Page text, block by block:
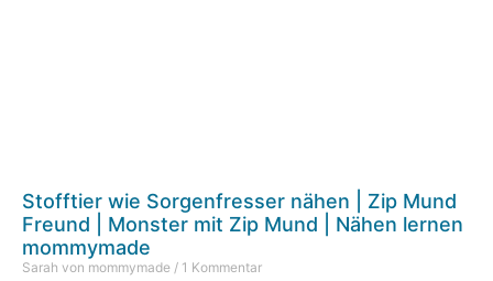
Stofftier wie Sorgenfresser nähen | Zip Mund
Freund | Monster mit Zip Mund | Nähen lernen
mommymade
Sarah von mommymade 1 Kommentar